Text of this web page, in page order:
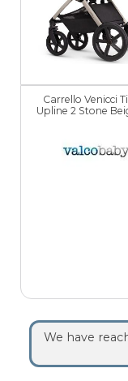
Carrello Venicci
Upline 2 Stone
We have